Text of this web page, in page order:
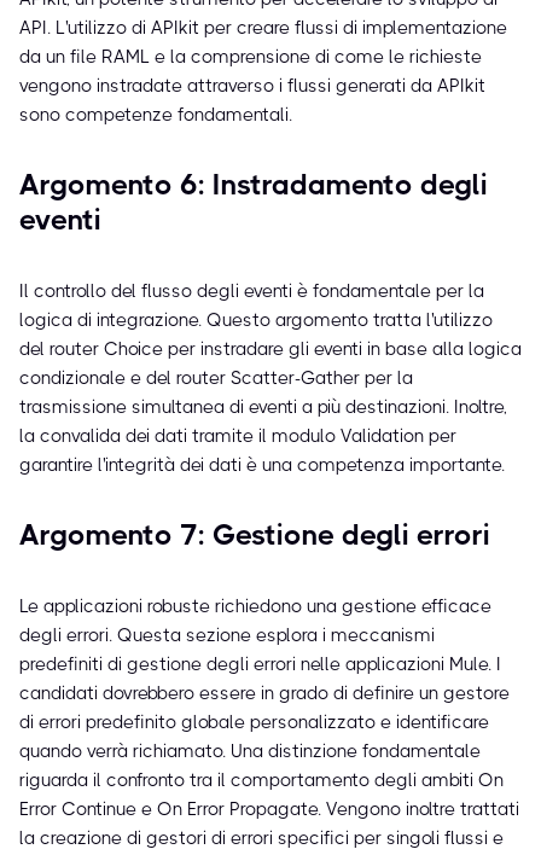
API. L'utilizzo di APIkit per creare flussi di implementazione
da un file RAML e la comprensione di come le richieste
vengono instradate attraverso i flussi generati da APIkit
sono competenze fondamentali.
Argomento 6: Instradamento degli
eventi
Il controllo del flusso degli eventi è fondamentale per la
logica di integrazione. Questo argomento tratta l'utilizzo
del router Choice per instradare gli eventi in base alla logica
condizionale e del router Scatter-Gather per la
trasmissione simultanea di eventi a più destinazioni. Inoltre,
la convalida dei dati tramite il modulo Validation per
garantire l'integrità dei dati è una competenza importante.
Argomento 7: Gestione degli errori
Le applicazioni robuste richiedono una gestione efficace
degli errori. Questa sezione esplora i meccanismi
predefiniti di gestione degli errori nelle applicazioni Mule. I
candidati dovrebbero essere in grado di definire un gestore
di errori predefinito globale personalizzato e identificare
quando verrà richiamato. Una distinzione fondamentale
riguarda il confronto tra il comportamento degli ambiti On
Error Continue e On Error Propagate. Vengono inoltre trattati
la creazione di gestori di errori specifici per singoli flussi e